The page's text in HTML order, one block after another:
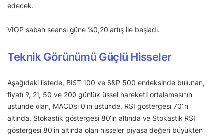
edecek.
VİOP sabah seansı güne %0,20 artış ile başladı.
Teknik Görünümü Güçlü Hisseler
Aşağıdaki listede, BIST 100 ve S&P 500 endeksinde bulunan,
fiyatı 9, 21, 50 ve 200 günlük üssel hareketli ortalamasının
üstünde olan, MACD’si 0’ın üstünde, RSI göstergesi 70’ın
altında, Stokastik göstergesi 80’in altında ve Stokastik RSI
göstergesi 80’in altında olan hisseler piyasa değeri büyükten